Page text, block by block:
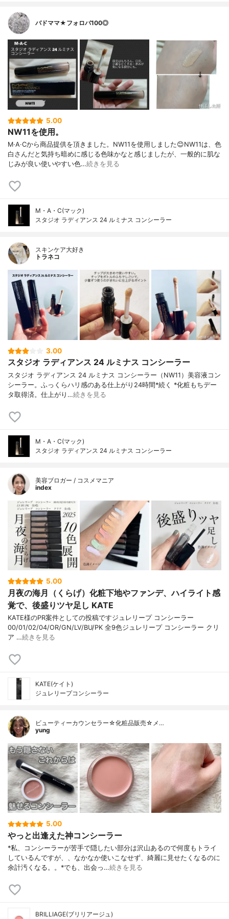
バドママ★フォロバ100◎
5.00
NW11を使用。
M·A·Cから商品提供を頂きました。NW11を使用しました😊NW11は、色
白さんだと気持ち暗めに感じる色味かなと感じましたが、一般的に肌な
じみが良い使いやすい色…続きを見る
M・A・C(マック)
スタジオ ラディアンス 24 ルミナス コンシーラー
スキンケア大好き
トラネコ
3.00
スタジオ ラディアンス 24 ルミナス コンシーラー
スタジオ ラディアンス 24 ルミナス コンシーラー（NW11）美容液コン
シーラー。ふっくらハリ感のある仕上がり24時間*続く *化粧もちデー
タ取得済。仕上がり…続きを見る
M・A・C(マック)
スタジオ ラディアンス 24 ルミナス コンシーラー
美容ブロガー / コスメマニア
index
5.00
月夜の海月（くらげ）化粧下地やファンデ、ハイライト感
覚で、後盛りツヤ足し KATE
KATE様のPR案件としての投稿ですジュレリープ コンシーラー
00/01/02/04/OR/GN/LV/BU/PK 全9色ジュレリープ コンシーラー クリ
ア …続きを見る
KATE(ケイト)
ジュレリープコンシーラー
ビューティーカウンセラー☆化粧品販売☆メ…
yung
5.00
やっと出逢えた神コンシーラー
*私、コンシーラーが苦手で隠したい部分は沢山あるので何度もトライ
しているんですが、、なかなか使いこなせず、綺麗に見せたくなるのに
余計汚くなる。。⁡*でも、出会っ…続きを見る
BRILLIAGE(ブリリアージュ)